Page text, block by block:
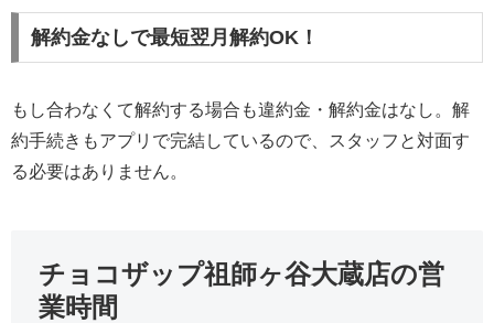
解約金なしで最短翌月解約OK！
もし合わなくて解約する場合も違約金・解約金はなし。解
約手続きもアプリで完結しているので、スタッフと対面す
る必要はありません。
チョコザップ祖師ヶ谷大蔵店の営
業時間